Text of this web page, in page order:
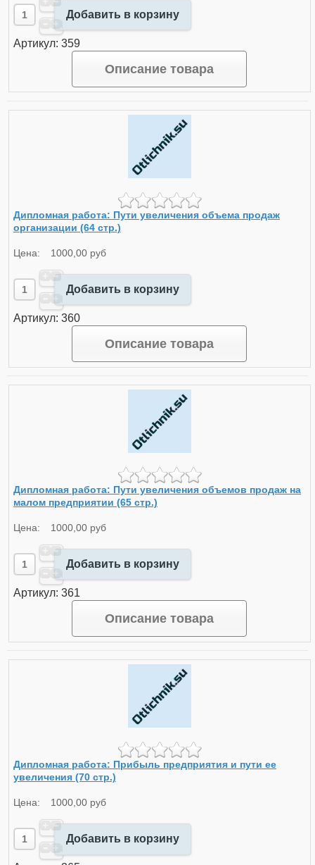
Добавить в корзину
Артикул: 359
Описание товара
Дипломная работа: Пути увеличения объема продаж
организации (64 стр.)
Цена: 1000,00 руб
Добавить в корзину
Артикул: 360
Описание товара
Дипломная работа: Пути увеличения объемов продаж на
малом предприятии (65 стр.)
Цена: 1000,00 руб
Добавить в корзину
Артикул: 361
Описание товара
Дипломная работа: Прибыль предприятия и пути ее
увеличения (70 стр.)
Цена: 1000,00 руб
Добавить в корзину